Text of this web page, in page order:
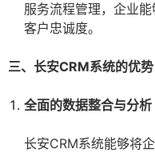
服务流程管理，企业
客户忠诚度。
三、长安CRM系统的优势
全面的数据整合与分析
长安CRM系统能够将